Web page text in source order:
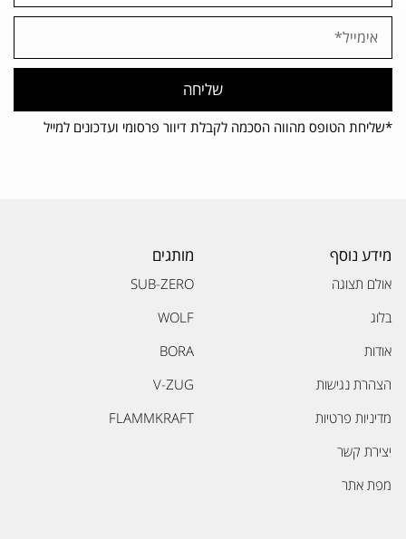
שליחה
*שליחת הטופס מהווה הסכמה לקבלת דיוור פרסומי ועדכונים למייל
מידע נוסף
אולם תצוגה
בלוג
אודות
הצהרת נגישות
מדיניות פרטיות
יצירת קשר
מפת אתר
מותגים
SUB-ZERO
WOLF
BORA
V-ZUG
FLAMMKRAFT